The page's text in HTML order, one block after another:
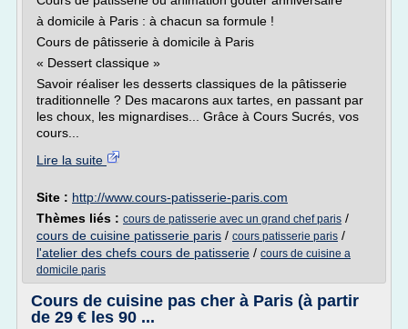
à domicile à Paris : à chacun sa formule !
Cours de pâtisserie à domicile à Paris
« Dessert classique »
Savoir réaliser les desserts classiques de la pâtisserie
traditionnelle ? Des macarons aux tartes, en passant par
les choux, les mignardises... Grâce à Cours Sucrés, vos
cours...
Lire la suite
Site : http://www.cours-patisserie-paris.com
Thèmes liés : cours de patisserie avec un grand chef paris /
cours de cuisine patisserie paris / cours patisserie paris /
l'atelier des chefs cours de patisserie / cours de cuisine a
domicile paris
Cours de cuisine pas cher à Paris (à partir
de 29 € les 90 ...